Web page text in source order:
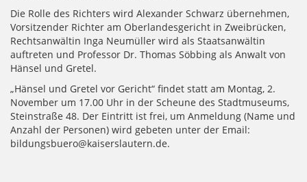
Die Rolle des Richters wird Alexander Schwarz übernehmen,
Vorsitzender Richter am Oberlandesgericht in Zweibrücken,
Rechtsanwältin Inga Neumüller wird als Staatsanwältin
auftreten und Professor Dr. Thomas Söbbing als Anwalt von
Hänsel und Gretel.
„Hänsel und Gretel vor Gericht“ findet statt am Montag, 2.
November um 17.00 Uhr in der Scheune des Stadtmuseums,
Steinstraße 48. Der Eintritt ist frei, um Anmeldung (Name und
Anzahl der Personen) wird gebeten unter der Email:
bildungsbuero@kaiserslautern.de.